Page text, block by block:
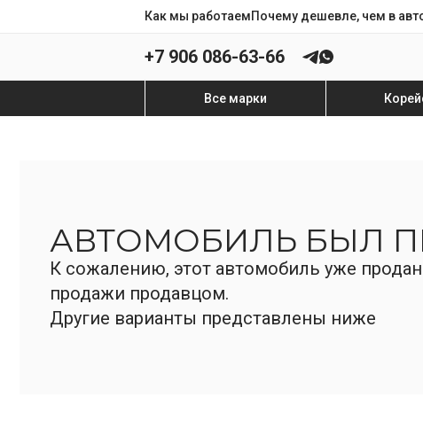
Как мы работаемПочему дешевле, чем в
+7 906 086-63-66
Все марки
АВТОМОБИЛЬ БЫЛ
К сожалению, этот автомобиль уже
продажи продавцом.
Другие варианты представлены ниже